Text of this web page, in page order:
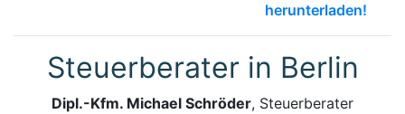
herunterladen!
Steuerberater in Berlin
Dipl.-Kfm. Michael Schröder, Steuerberater